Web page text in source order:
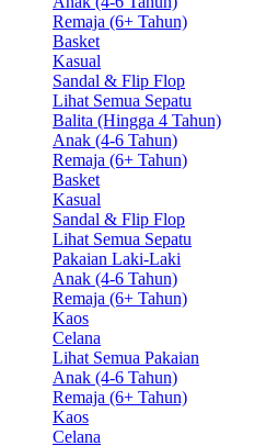
Remaja (6+ Tahun)
Basket
Kasual
Sandal & Flip Flop
Lihat Semua Sepatu
Balita (Hingga 4 Tahun)
Anak (4-6 Tahun)
Remaja (6+ Tahun)
Basket
Kasual
Sandal & Flip Flop
Lihat Semua Sepatu
Pakaian Laki-Laki
Anak (4-6 Tahun)
Remaja (6+ Tahun)
Kaos
Celana
Lihat Semua Pakaian
Anak (4-6 Tahun)
Remaja (6+ Tahun)
Kaos
Celana